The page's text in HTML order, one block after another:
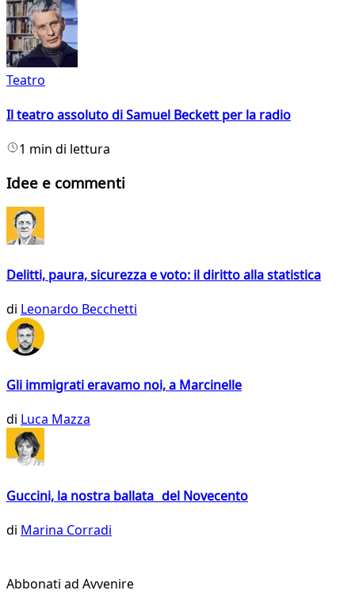
Teatro
Il teatro assoluto di Samuel Beckett per la radio
1 min di lettura
Idee e commenti
Delitti, paura, sicurezza e voto: il diritto alla statistica
di Leonardo Becchetti
Gli immigrati eravamo noi, a Marcinelle
di Luca Mazza
Guccini, la nostra ballata del Novecento
di Marina Corradi
Abbonati ad Avvenire